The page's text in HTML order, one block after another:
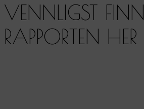
VENNLIGST FINN
RAPPORTEN HER